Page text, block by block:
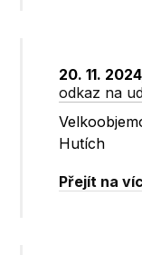
20. 11.
odkaz na
Hutích
Přejít na